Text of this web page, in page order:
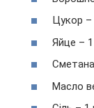
Цукор –
Яйце –
Масло